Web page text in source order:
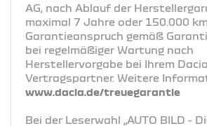
AG, nach Ablauf der
maximal 7 Jahre oder 150.000
Garantieanspruch gemäß
bei regelmäßiger Wartung nach
Herstellervorgabe bei Ihrem Dacia
Vertragspartner. Weitere
www.dacia.de/treuegarantie
Bei der Leserwahl „AUTO BILD -